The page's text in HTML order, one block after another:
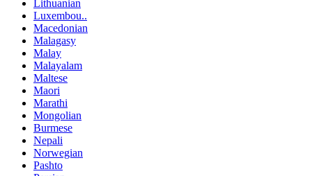
Lithuanian
Luxembou..
Macedonian
Malagasy
Malay
Malayalam
Maltese
Maori
Marathi
Mongolian
Burmese
Nepali
Norwegian
Pashto